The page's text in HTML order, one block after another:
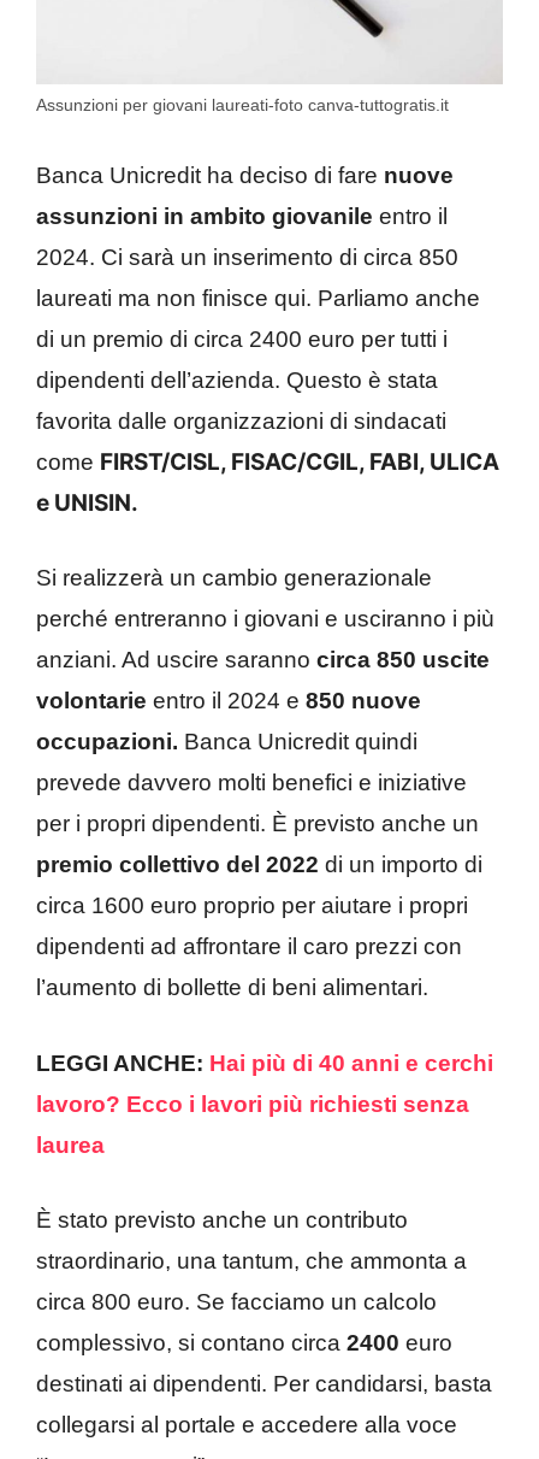
Assunzioni per giovani laureati-foto canva-tuttogratis.it
Banca Unicredit ha deciso di fare nuove
assunzioni in ambito giovanile entro il
2024. Ci sarà un inserimento di circa 850
laureati ma non finisce qui. Parliamo anche
di un premio di circa 2400 euro per tutti i
dipendenti dell’azienda. Questo è stata
favorita dalle organizzazioni di sindacati
come FIRST/CISL, FISAC/CGIL, FABI, ULICA
e UNISIN.
Si realizzerà un cambio generazionale
perché entreranno i giovani e usciranno i più
anziani. Ad uscire saranno circa 850 uscite
volontarie entro il 2024 e 850 nuove
occupazioni. Banca Unicredit quindi
prevede davvero molti benefici e iniziative
per i propri dipendenti. È previsto anche un
premio collettivo del 2022 di un importo di
circa 1600 euro proprio per aiutare i propri
dipendenti ad affrontare il caro prezzi con
l’aumento di bollette di beni alimentari.
LEGGI ANCHE: Hai più di 40 anni e cerchi
lavoro? Ecco i lavori più richiesti senza
laurea
È stato previsto anche un contributo
straordinario, una tantum, che ammonta a
circa 800 euro. Se facciamo un calcolo
complessivo, si contano circa 2400 euro
destinati ai dipendenti. Per candidarsi, basta
collegarsi al portale e accedere alla voce